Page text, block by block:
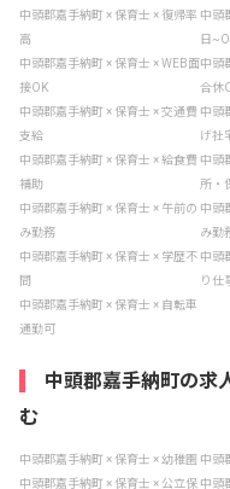
中頭郡嘉手納町 × 保育士 × 復帰率
高
中頭
日
中頭郡嘉手納町 × 保育士 × WEB面
接OK
中頭
合休
中頭郡嘉手納町 × 保育士 × 交通費
支給
中頭
げ社
中頭郡嘉手納町 × 保育士 × 給食費
補助
中頭
所・
中頭郡嘉手納町 × 保育士 × 午前の
み勤務
中頭
み勤
中頭郡嘉手納町 × 保育士 × 学歴不
問
中頭
り仕
中頭郡嘉手納町 × 保育士 × 自転車
通勤可
中頭郡嘉手納町の求
む
中頭郡嘉手納町 × 保育士 × 幼稚園 中頭
中頭郡嘉手納町 × 保育士 × 公立保 中頭